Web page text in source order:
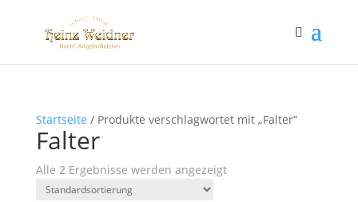
Startseite / Produkte verschlagwortet mit „Falter“
Falter
Alle 2 Ergebnisse werden angezeigt